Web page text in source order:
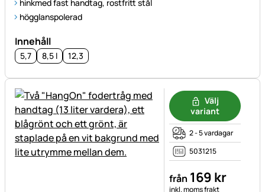
hinkmed fast handtag, rostfritt stål
högglanspolerad
Innehåll
5,7 8,5 l 12,3
Välj
variant
2 - 5 vardagar
5031215
från 169 kr
Skatteinformation:
inkl. momsfrakt